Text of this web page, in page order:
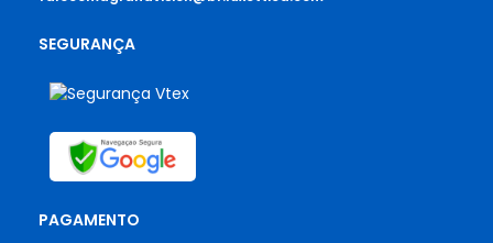
SEGURANÇA
PAGAMENTO